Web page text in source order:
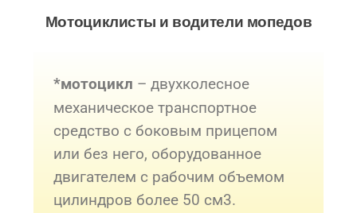
Мотоциклисты и водители мопедов
*мотоцикл – двухколесное
механическое транспортное
средство с боковым прицепом
или без него, оборудованное
двигателем с рабочим объемом
цилиндров более 50 cм3.